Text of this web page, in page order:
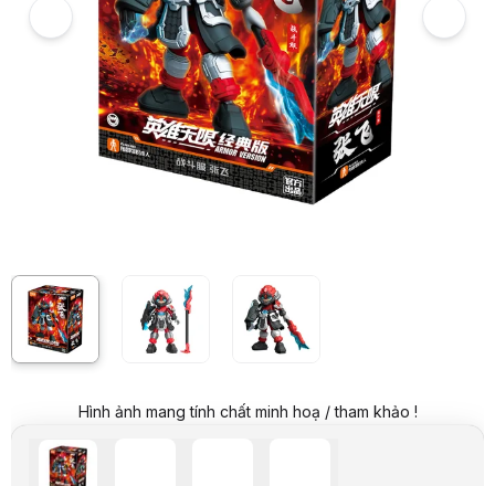
Video review chi tiết Mô hình Blokees Hero Infinity 85019 Armor
Giá niêm yết:
Giá mua trả góp (6 tháng):33.167 VND / tháng
Trả góp qua thẻ VISA (12 tháng):
Giá đã bao gồm VAT
Mã sản phẩm:
Hình ảnh mang tính chất minh hoạ / tham khảo !